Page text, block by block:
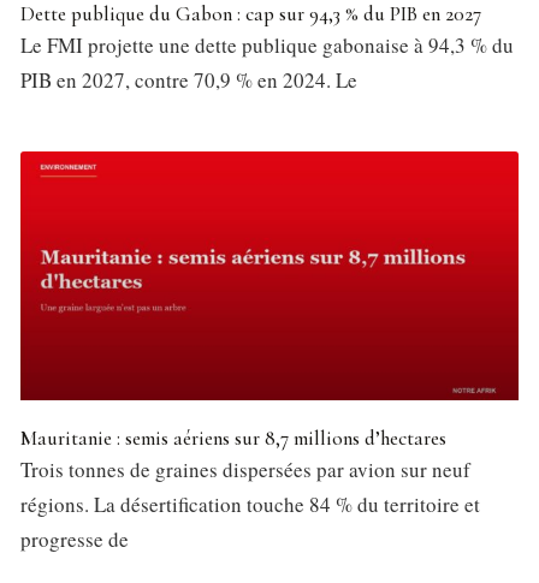
Dette publique du Gabon : cap sur 94,3 % du PIB en 2027
Le FMI projette une dette publique gabonaise à 94,3 % du
PIB en 2027, contre 70,9 % en 2024. Le
Mauritanie : semis aériens sur 8,7 millions d’hectares
Trois tonnes de graines dispersées par avion sur neuf
régions. La désertification touche 84 % du territoire et
progresse de